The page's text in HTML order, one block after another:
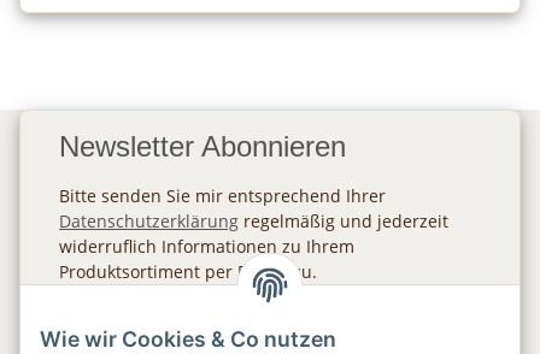
Newsletter Abonnieren
Bitte senden Sie mir entsprechend Ihrer
Datenschutzerklärung regelmäßig und jederzeit
widerruflich Informationen zu Ihrem
Produktsortiment per E-Mail zu.
Wie wir Cookies & Co nutzen